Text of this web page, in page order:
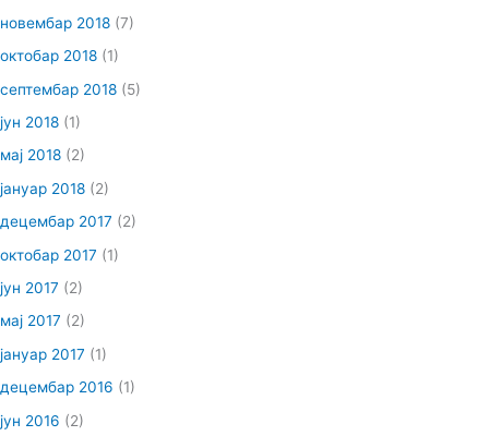
новембар 2018 (7)
октобар 2018 (1)
септембар 2018 (5)
јун 2018 (1)
мај 2018 (2)
јануар 2018 (2)
децембар 2017 (2)
октобар 2017 (1)
јун 2017 (2)
мај 2017 (2)
јануар 2017 (1)
децембар 2016 (1)
јун 2016 (2)